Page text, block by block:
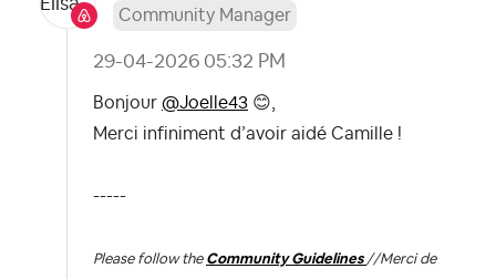
Community Manager
‎29-04-2026 05:32 PM
Bonjour @Joelle43 😊
Merci infiniment d’avoir aidé Camille !
-----
Please follow the Community Guidelines //Merci de